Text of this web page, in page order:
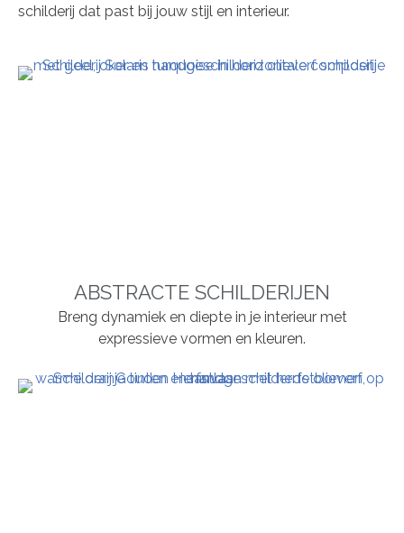
schilderij dat past bij jouw stijl en interieur.
ABSTRACTE SCHILDERIJEN
Breng dynamiek en diepte in je interieur met
expressieve vormen en kleuren.